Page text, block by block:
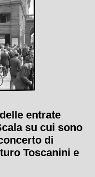
entrate
su cui sono
di
Toscanini e